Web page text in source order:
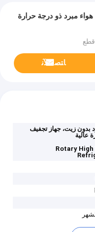
مبرد ذو درجة حرارة
ﺎﺘﺼﻟ ﺍﻶﻧ
بدون زيت، جهاز تجفيف
عالية
Rotary